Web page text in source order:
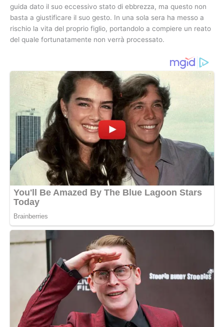
guida dato il suo eccessivo stato di ebbrezza, ma questo non
basta a giustificare il suo gesto. In una sola sera ha messo a
rischio la vita del proprio figlio, portandolo a compiere un reato
del quale fortunatamente non verrà processato.